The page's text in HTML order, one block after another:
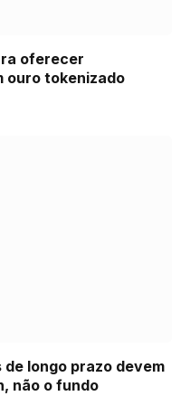
oferecer
ouro tokenizado
longo prazo devem
não o fundo